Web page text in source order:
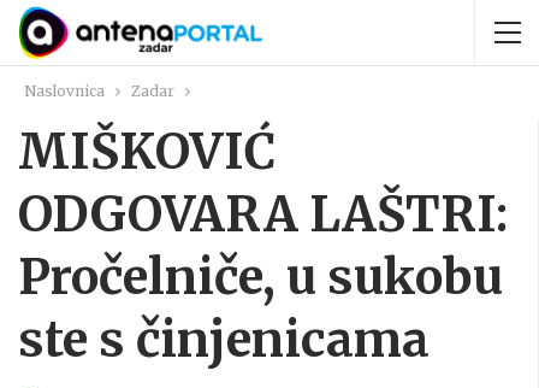
Naslovnica Zadar
MIŠKOVIĆ
ODGOVARA LAŠTRI:
Pročelniče, u sukobu
ste s činjenicama